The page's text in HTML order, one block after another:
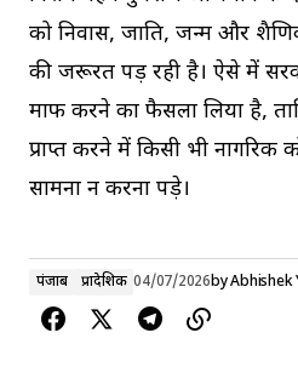
को निवास, जाति, जन्म और
की जरूरत पड़ रही है। ऐसे में
माफ करने का फैसला लिया है,
प्राप्त करने में किसी भी नागरिक
सामना न करना पड़े।
पंजाब प्रादेशिक 04/07/2026byAbhishek